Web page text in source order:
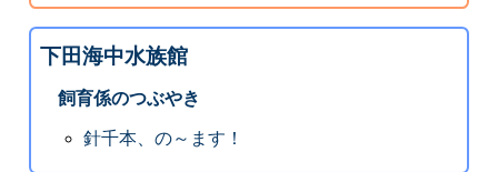
下田海中水族館
飼育係のつぶやき
針千本、の～ます！